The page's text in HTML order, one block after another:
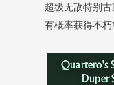
超级无敌特别
有概率获得不